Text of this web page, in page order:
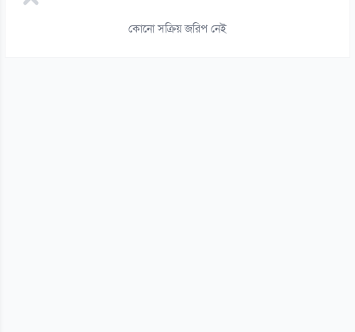
১৪
জামিনে থাকা তনু হত্যার আসামি হাফিজুরকে আত্মসমর্পণের নির্দেশ
কোনো সক্রিয় জরিপ নেই